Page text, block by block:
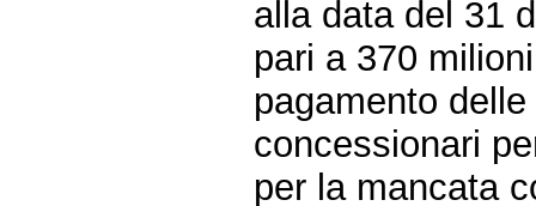
alla data del 31
pari a 370
pagamento
concessionari
per la mancata